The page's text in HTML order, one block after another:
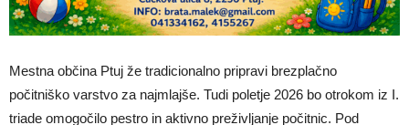
Mestna občina Ptuj že tradicionalno pripravi brezplačno
počitniško varstvo za najmlajše. Tudi poletje 2026 bo otrokom iz I.
triade omogočilo pestro in aktivno preživljanje počitnic. Pod